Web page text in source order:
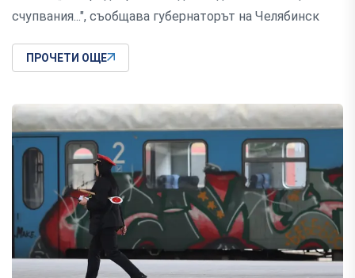
счупвания...", съобщава губернаторът на Челябинск
ПРОЧЕТИ ОЩЕ